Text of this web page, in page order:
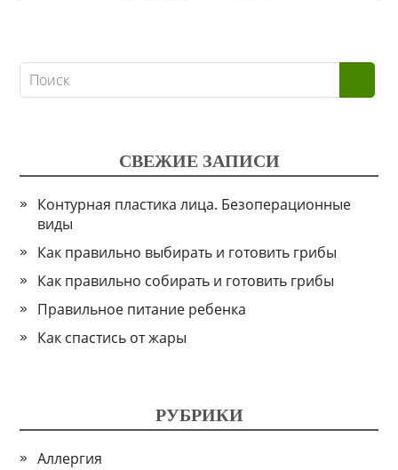
СВЕЖИЕ ЗАПИСИ
Контурная пластика лица. Безоперационные
виды
Как правильно выбирать и готовить грибы
Как правильно собирать и готовить грибы
Правильное питание ребенка
Как спастись от жары
РУБРИКИ
Аллергия